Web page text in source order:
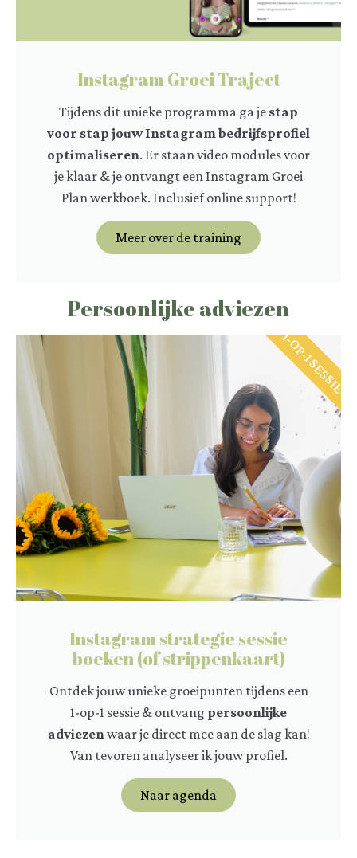
Instagram Groei Traject
Tijdens dit unieke programma ga je stap
voor stap jouw Instagram bedrijfsprofiel
optimaliseren. Er staan video modules voor
je klaar & je ontvangt een Instagram Groei
Plan werkboek. Inclusief online support!
Meer over de training
Persoonlijke adviezen
Instagram strategie sessie
boeken (of strippenkaart)
Ontdek jouw unieke groeipunten tijdens een
1-op-1 sessie & ontvang persoonlijke
adviezen waar je direct mee aan de slag kan!
Van tevoren analyseer ik jouw profiel.
Naar agenda
1-OP-1 SESSIE